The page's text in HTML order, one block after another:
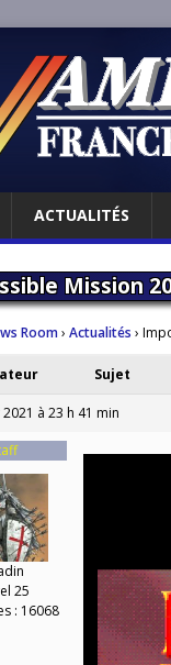
ACTUALITÉS
Mission
Room› Actualités ›
Sujet
à 23 h 41 min
25
: 16068